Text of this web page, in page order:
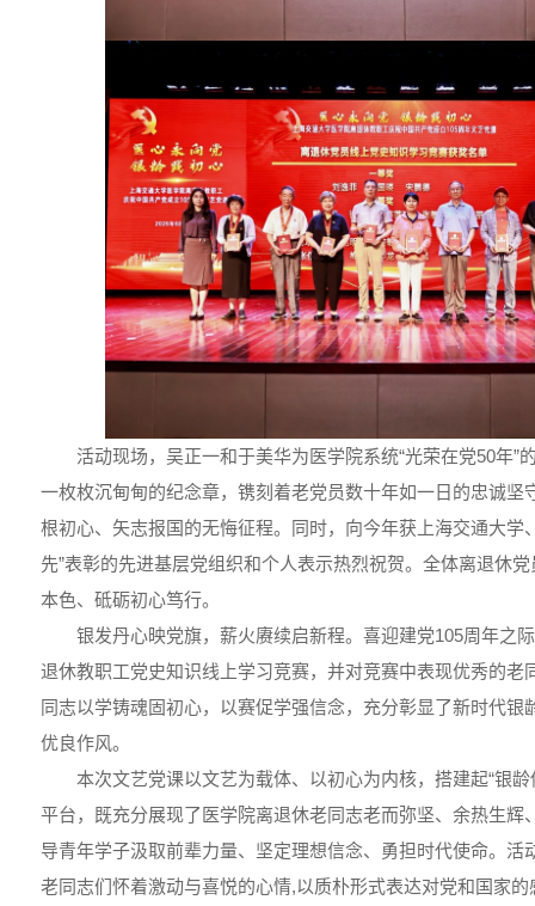
活动现场，吴正一和于美华为医学院系统“光荣在党50年”
一枚枚沉甸甸的纪念章，镌刻着老党员数十年如一日的忠诚坚
根初心、矢志报国的无悔征程。同时，向今年获上海交通大学
先”表彰的先进基层党组织和个人表示热烈祝贺。全体离退休
本色、砥砺初心笃行。
银发丹心映党旗，薪火赓续启新程。喜迎建党105周年之
退休教职工党史知识线上学习竞赛，并对竞赛中表现优秀的老
同志以学铸魂固初心，以赛促学强信念，充分彰显了新时代银
优良作风。
本次文艺党课以文艺为载体、以初心为内核，搭建起“银
平台，既充分展现了医学院离退休老同志老而弥坚、余热生辉
导青年学子汲取前辈力量、坚定理想信念、勇担时代使命。活
老同志们怀着激动与喜悦的心情,以质朴形式表达对党和国家